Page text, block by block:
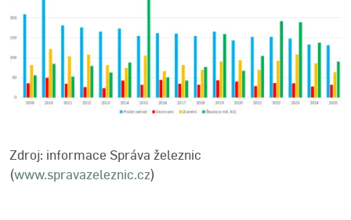
Zdroj: informace Správa železnic
(www.spravazeleznic.cz)